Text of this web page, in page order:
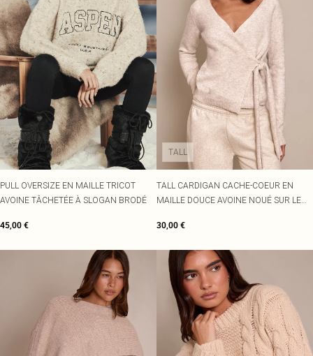
PULL OVERSIZE EN MAILLE TRICOT
AVOINE TÂCHETÉE À SLOGAN BRODÉ
45,00 €
TALL
TALL CARDIGAN CACHE-COEUR EN
MAILLE DOUCE AVOINE NOUÉ SUR LE
30,00 €